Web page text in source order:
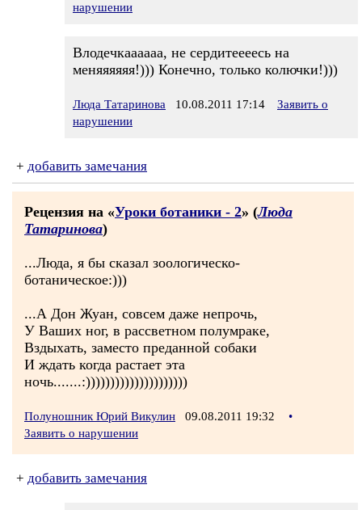
нарушении
Влодечкаааааа, не сердитеееесь на
меняяяяяя!))) Конечно, только колючки!)))
Люда Татаринова 10.08.2011 17:14
Заявить о
нарушении
+ добавить замечания
Рецензия на «Уроки ботаники - 2» (Люда
Татаринова)
...Люда, я бы сказал зоологическо-
ботаническое:)))
...А Дон Жуан, совсем даже непрочь,
У Ваших ног, в рассветном полумраке,
Вздыхать, заместо преданной собаки
И ждать когда растает эта
ночь.......:)))))))))))))))))))))
Полуношник Юрий Викулин 09.08.2011 19:32
•
Заявить о нарушении
+ добавить замечания